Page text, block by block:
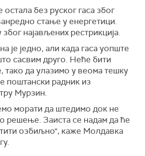
остала без руског гаса због
стање у енергетици.
најављених рестрикција.
је једно, али када гаса уопште
сасвим друго. Неће бити
тако да улазимо у веома тешку
поштански радник из
Мурзин.
морати да штедимо док не
решење. Заиста се надам да ће
озбиљно", каже Молдавка